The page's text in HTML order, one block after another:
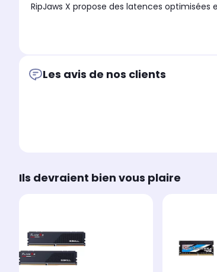
RipJaws X propose des latences
Les avis de nos clients
Ils devraient bien vous plaire